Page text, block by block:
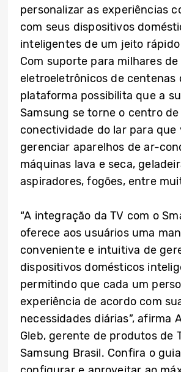
personalizar as experiências
com seus dispositivos
inteligentes de um jeito
Com suporte para milhares de
eletroeletrônicos de centenas
plataforma possibilita que a
Samsung se torne o centro de
conectividade do lar para que
gerenciar aparelhos de ar-
máquinas lava e seca,
aspiradores, fogões, entre
“A integração da TV com o
oferece aos usuários uma
conveniente e intuitiva de
dispositivos domésticos
permitindo que cada um
experiência de acordo com
necessidades diárias”, afirma
Gleb, gerente de produtos de
Samsung Brasil. Confira o